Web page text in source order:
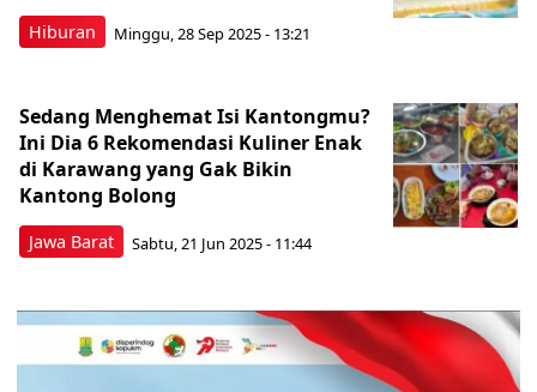
Hiburan Minggu, 28 Sep 2025 - 13:21
Jawa Barat
Sedang Menghemat Isi Kantongmu?
Ini Dia 6 Rekomendasi Kuliner Enak
di Karawang yang Gak Bikin
Kantong Bolong
Sabtu, 21 Jun 2025 - 11:44